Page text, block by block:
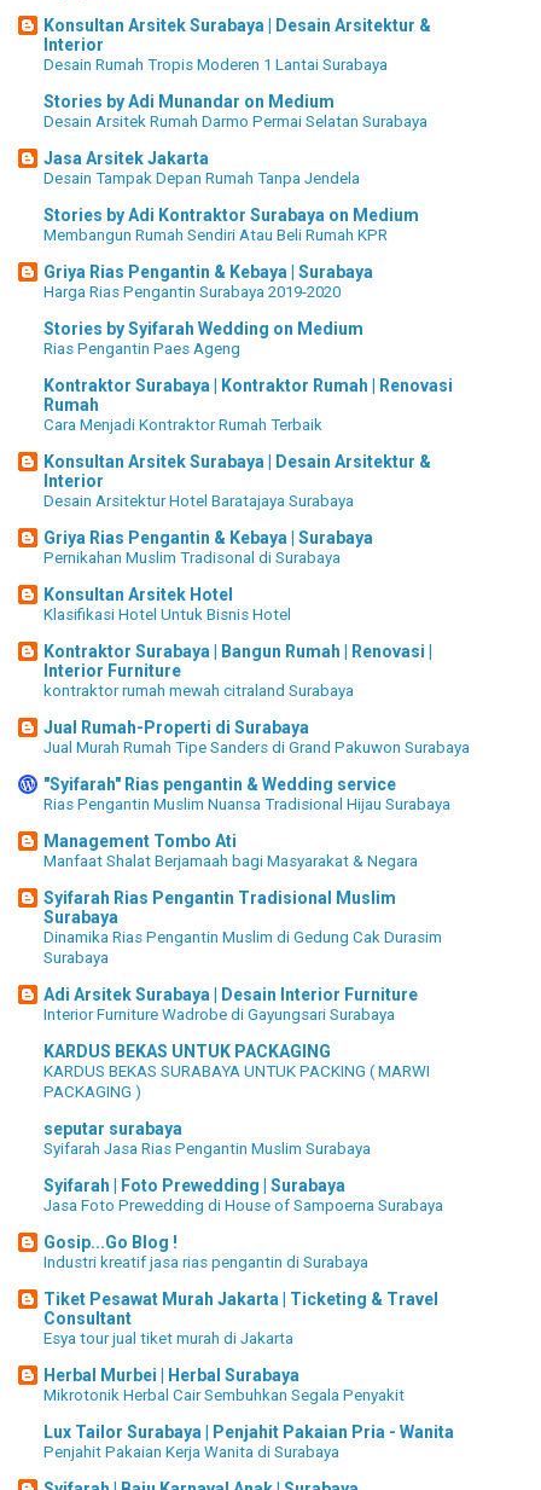
Konsultan Arsitek Surabaya | Desain Arsitektur &
Interior
Desain Rumah Tropis Moderen 1 Lantai Surabaya
Stories by Adi Munandar on Medium
Desain Arsitek Rumah Darmo Permai Selatan Surabaya
Jasa Arsitek Jakarta
Desain Tampak Depan Rumah Tanpa Jendela
Stories by Adi Kontraktor Surabaya on Medium
Membangun Rumah Sendiri Atau Beli Rumah KPR
Griya Rias Pengantin & Kebaya | Surabaya
Harga Rias Pengantin Surabaya 2019-2020
Stories by Syifarah Wedding on Medium
Rias Pengantin Paes Ageng
Kontraktor Surabaya | Kontraktor Rumah | Renovasi
Rumah
Cara Menjadi Kontraktor Rumah Terbaik
Konsultan Arsitek Surabaya | Desain Arsitektur &
Interior
Desain Arsitektur Hotel Baratajaya Surabaya
Griya Rias Pengantin & Kebaya | Surabaya
Pernikahan Muslim Tradisonal di Surabaya
Konsultan Arsitek Hotel
Klasifikasi Hotel Untuk Bisnis Hotel
Kontraktor Surabaya | Bangun Rumah | Renovasi |
Interior Furniture
kontraktor rumah mewah citraland Surabaya
Jual Rumah-Properti di Surabaya
Jual Murah Rumah Tipe Sanders di Grand Pakuwon Surabaya
"Syifarah" Rias pengantin & Wedding service
Rias Pengantin Muslim Nuansa Tradisional Hijau Surabaya
Management Tombo Ati
Manfaat Shalat Berjamaah bagi Masyarakat & Negara
Syifarah Rias Pengantin Tradisional Muslim
Surabaya
Dinamika Rias Pengantin Muslim di Gedung Cak Durasim
Surabaya
Adi Arsitek Surabaya | Desain Interior Furniture
Interior Furniture Wadrobe di Gayungsari Surabaya
KARDUS BEKAS UNTUK PACKAGING
KARDUS BEKAS SURABAYA UNTUK PACKING ( MARWI
PACKAGING )
seputar surabaya
Syifarah Jasa Rias Pengantin Muslim Surabaya
Syifarah | Foto Prewedding | Surabaya
Jasa Foto Prewedding di House of Sampoerna Surabaya
Gosip...Go Blog !
Industri kreatif jasa rias pengantin di Surabaya
Tiket Pesawat Murah Jakarta | Ticketing & Travel
Consultant
Esya tour jual tiket murah di Jakarta
Herbal Murbei | Herbal Surabaya
Mikrotonik Herbal Cair Sembuhkan Segala Penyakit
Lux Tailor Surabaya | Penjahit Pakaian Pria - Wanita
Penjahit Pakaian Kerja Wanita di Surabaya